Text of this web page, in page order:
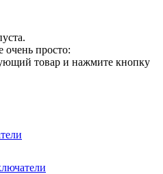
очень просто:
товар и нажмите кнопку